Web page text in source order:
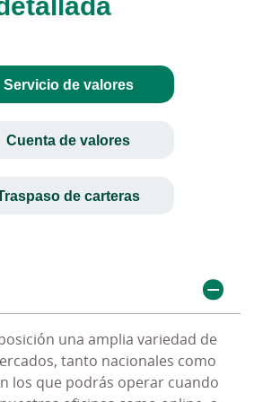
Servicio de valores
Cuenta de valores
de carteras
una amplia variedad de
tanto nacionales como
los que podrás operar cuando
mayor de edad, puede invertir
rentabilidad para tus ahorros
puede ser una opción a
en oficina como en
podrás solicitar el traspaso de
nacional que tengas en